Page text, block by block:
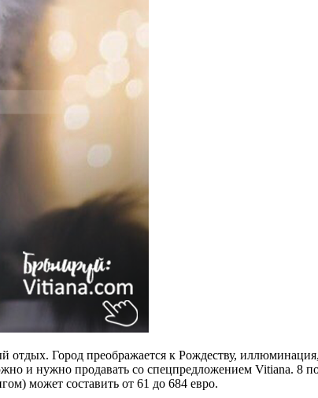
Город преображается к Рождеству,
и нужно продавать со спецпредложением Vitiana. 8
может составить от 61 до 684 евро.